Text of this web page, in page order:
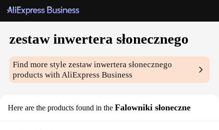
zestaw inwertera słonecznego
Find more stylezestaw inwertera słonecznego
products with AliExpress Business
Here are the products found in the Falowniki słoneczne